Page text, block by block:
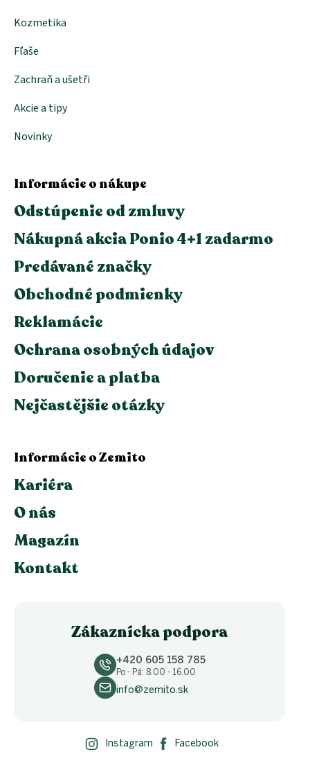
Kozmetika
Fľaše
Zachraň a ušetři
Akcie a tipy
Novinky
Informácie o nákupe
Odstúpenie od zmluvy
Nákupná akcia Ponio 4+1 zadarmo
Predávané značky
Obchodné podmienky
Reklamácie
Ochrana osobných údajov
Doručenie a platba
Nejčastějšie otázky
Informácie o Zemito
Kariéra
O nás
Magazín
Kontakt
Zákaznícka podpora
+420 605 158 785
Po - Pá: 8.00 - 16.00
info@zemito.sk
Instagram Facebook